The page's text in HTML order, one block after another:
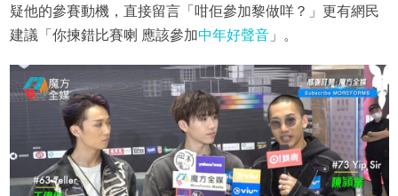
疑他的參賽動機，直接留言「咁佢參加黎做咩？」更有網民
建議「你揀錯比賽喇 應該參加中年好聲音」。